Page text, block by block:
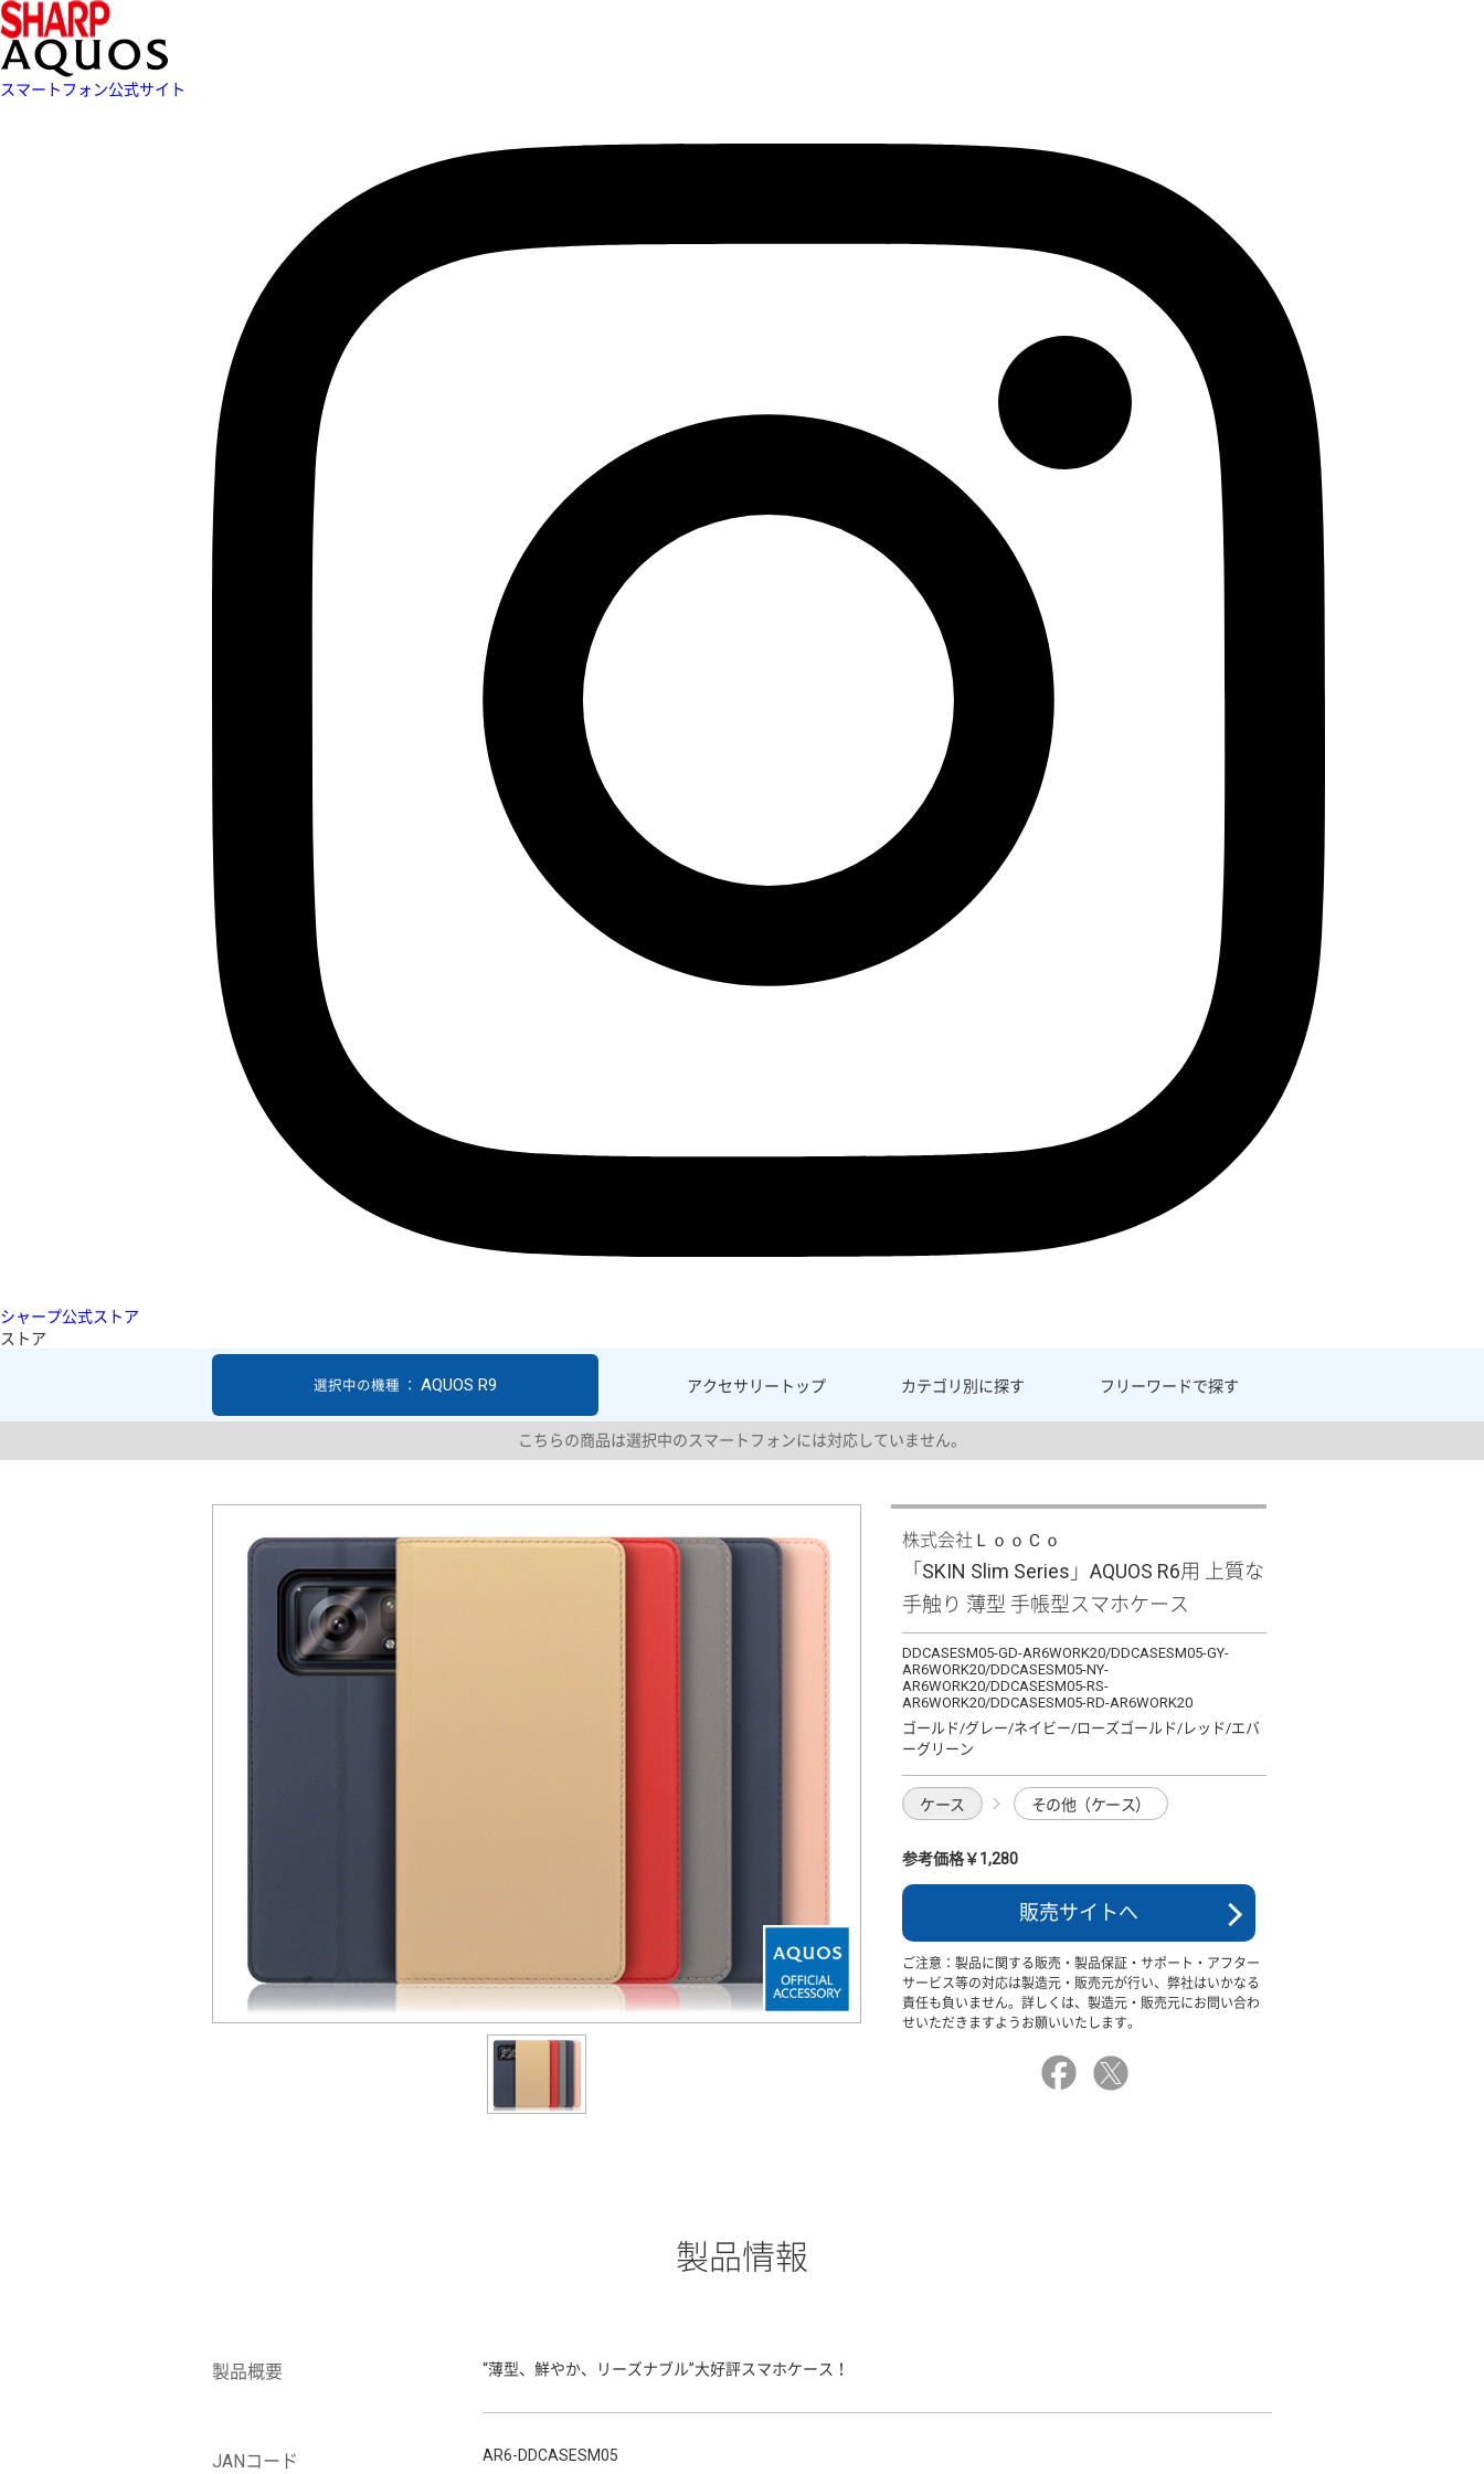
スマートフォン公式サイト
シャープ公式ストア
ストア
アクセサリー トップ カテゴリ別に探す フリーワードで探す
選択中の機種 ： AQUOS R9
こちらの商品は選択中のスマートフォンには対応していません。
株式会社ＬｏｏＣｏ
「SKIN Slim Series」AQUOS R6用 上質な
手触り 薄型 手帳型スマホケース
DDCASESM05-GD-AR6WORK20/DDCASESM05-GY-
AR6WORK20/DDCASESM05-NY-
AR6WORK20/DDCASESM05-RS-
AR6WORK20/DDCASESM05-RD-AR6WORK20
ゴールド/グレー/ネイビー/ローズゴールド/レッド/エバ
ーグリーン
ケース その他（ケース）
参考価格￥1,280
販売サイトへ
ご注意：製品に関する販売・製品保証・サポート・アフター
サービス等の対応は製造元・販売元が行い、弊社はいかなる
責任も負いません。詳しくは、製造元・販売元にお問い合わ
せいただきますようお願いいたします。
製品情報
製品概要 “薄型、鮮やか、リーズナブル”大好評スマホケース！
JANコード AR6-DDCASESM05